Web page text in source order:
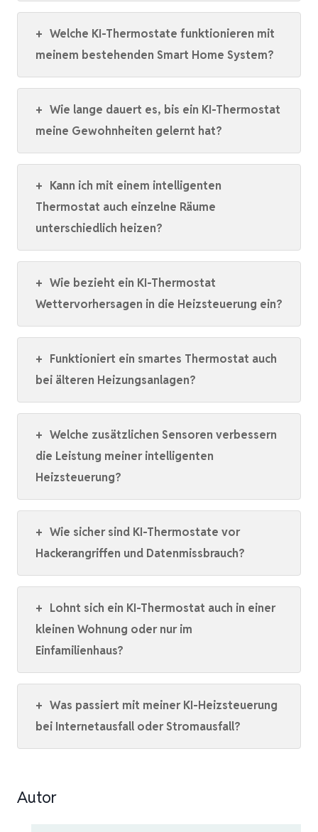
+ Welche KI-Thermostate funktionieren mit
meinem bestehenden Smart Home System?
+ Wie lange dauert es, bis ein KI-Thermostat
meine Gewohnheiten gelernt hat?
+ Kann ich mit einem intelligenten
Thermostat auch einzelne Räume
unterschiedlich heizen?
+ Wie bezieht ein KI-Thermostat
Wettervorhersagen in die Heizsteuerung ein?
+ Funktioniert ein smartes Thermostat auch
bei älteren Heizungsanlagen?
+ Welche zusätzlichen Sensoren verbessern
die Leistung meiner intelligenten
Heizsteuerung?
+ Wie sicher sind KI-Thermostate vor
Hackerangriffen und Datenmissbrauch?
+ Lohnt sich ein KI-Thermostat auch in einer
kleinen Wohnung oder nur im
Einfamilienhaus?
+ Was passiert mit meiner KI-Heizsteuerung
bei Internetausfall oder Stromausfall?
Autor